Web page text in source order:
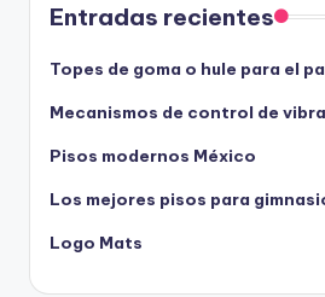
Entradas recientes
Topes de goma o hule para el
Mecanismos de control de
Pisos modernos México
Los mejores pisos para
Logo Mats